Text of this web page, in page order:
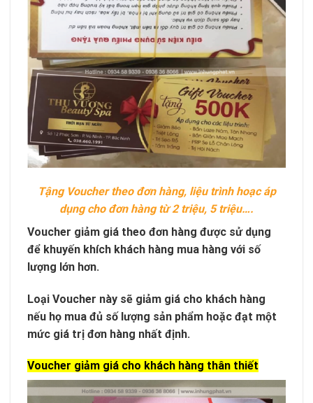
Tậng Voucher theo đơn hàng, liệu trình hoạc áp
dụng cho đơn hàng từ 2 triệu, 5 triệu….
Voucher giảm giá theo đơn hàng được sử dụng
để khuyến khích khách hàng mua hàng với số
lượng lớn hơn.
Loại Voucher này sẽ giảm giá cho khách hàng
nếu họ mua đủ số lượng sản phẩm hoặc đạt một
mức giá trị đơn hàng nhất định.
Voucher giảm giá cho khách hàng thân thiết